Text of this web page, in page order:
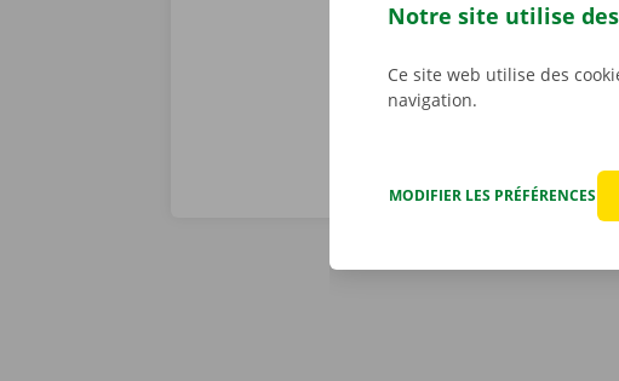
j/7 dans toute
Notre site utilise
Ce site web utilise des
navigation.
MODIFIER LES PRÉFÉRENCES